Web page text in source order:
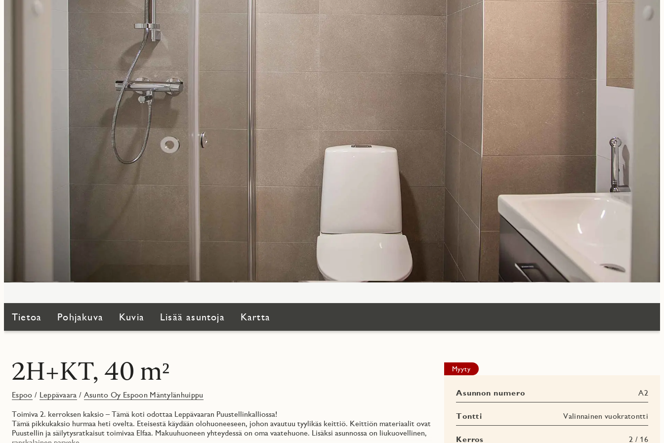
Tietoa Pohjakuva Kuvia Lisää asuntoja Kartta
2H+KT, 40 m²
Espoo / Leppävaara / Asunto Oy Espoon Mäntylänhuippu
Toimiva 2. kerroksen kaksio – Tämä koti odottaa Leppävaaran Puustellinkalliossa!
Tämä pikkukaksio hurmaa heti ovelta. Eteisestä käydään olohuoneeseen, johon avautuu tyylikäs keittiö. Keittiön materiaalit ovat
Puustellin ja säilytysratkaisut toimivaa Elfaa. Makuuhuoneen yhteydessä on oma vaatehuone. Lisäksi asunnossa on liukuovellinen,
Myyty
Asunnon numero A2
Tontti Valinnainen vuokratontti
Kerros 2 / 16